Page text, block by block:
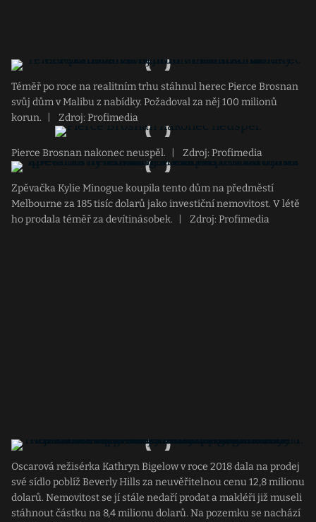
Téměř po roce na realitním trhu stáhnul herec Pierce Brosnan
svůj dům v Malibu z nabídky. Požadoval za něj 100 milionů
korun.
Zdroj: Profimedia
Pierce Brosnan nakonec neuspěl. Zdroj: Profimedia
Zpěvačka Kylie Minogue koupila tento dům na předměstí
Melbourne za 185 tisíc dolarů jako investiční nemovitost. V létě
ho prodala téměř za devítinásobek.
Zdroj: Profimedia
Oscarová režisérka Kathryn Bigelow v roce 2018 dala na prodej
své sídlo poblíž Beverly Hills za neuvěřitelnou cenu 12,8 milionu
dolarů. Nemovitost se jí stále nedaří prodat a makléři již museli
stáhnout částku na 8,4 milionu dolarů. Na pozemku se nachází